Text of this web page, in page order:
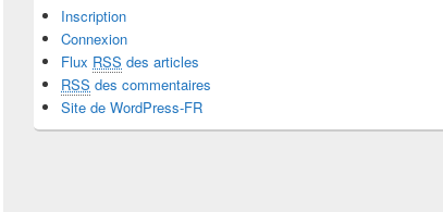
Inscription
Connexion
Flux RSS des articles
RSS des commentaires
Site de WordPress-FR